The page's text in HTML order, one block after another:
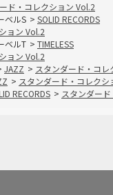
ド・コレクション Vol.2
ベルS > SOLID RECORDS
ョン Vol.2
ベルT > TIMELESS
ョン Vol.2
JAZZ > スタンダード・コレ
> スタンダード・コレクシ
RECORDS > スタンダー